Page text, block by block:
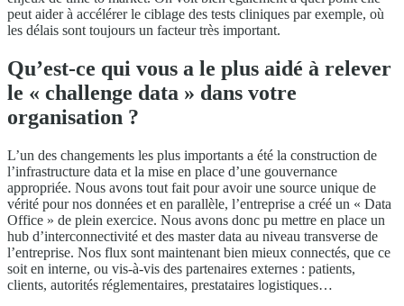
peut aider à accélérer le ciblage des tests cliniques par exemple, où
les délais sont toujours un facteur très important.
Qu’est-ce qui vous a le plus aidé à relever
le « challenge data » dans votre
organisation ?
L’un des changements les plus importants a été la construction de
l’infrastructure data et la mise en place d’une gouvernance
appropriée. Nous avons tout fait pour avoir une source unique de
vérité pour nos données et en parallèle, l’entreprise a créé un « Data
Office » de plein exercice. Nous avons donc pu mettre en place un
hub d’interconnectivité et des master data au niveau transverse de
l’entreprise. Nos flux sont maintenant bien mieux connectés, que ce
soit en interne, ou vis-à-vis des partenaires externes : patients,
clients, autorités réglementaires, prestataires logistiques…